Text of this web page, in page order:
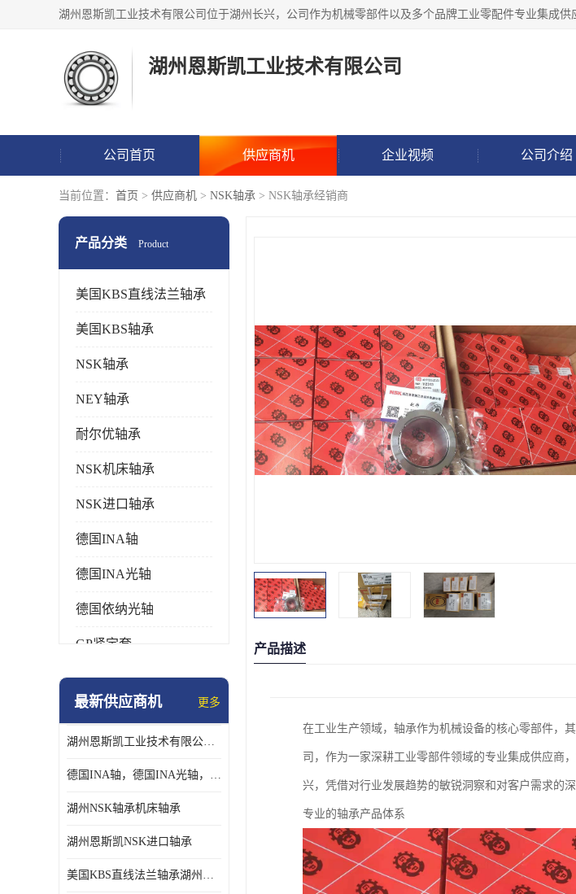
湖州恩斯凯工业技术有限公司
公司首页 供应商机 企业视频 公司介绍
当前位置： 首页 > 供应商机 > NSK轴承 > NSK轴承经销商
产品分类 Product
美国KBS直线法兰轴承
美国KBS轴承
NSK轴承
NEY轴承
耐尔优轴承
NSK机床轴承
NSK进口轴承
德国INA轴
德国INA光轴
德国依纳光轴
GP紧定套
SKF轴承
日本NSK进口轴承
德国INA进口轴承
最新供应商机 更多
湖州恩斯凯工业技术有限公司 湖州NSK轴承
德国INA轴，德国INA光轴，德国依纳光轴
湖州NSK轴承机床轴承
湖州恩斯凯NSK进口轴承
美国KBS直线法兰轴承湖州KBS轴承
产品描述
在工业生产领域，轴承作为机械设备的核心零部件，
司，作为一家深耕工业零部件领域的专业集成供应商
兴，凭借对行业发展趋势的敏锐洞察和对客户需求的
专业的轴承产品体系